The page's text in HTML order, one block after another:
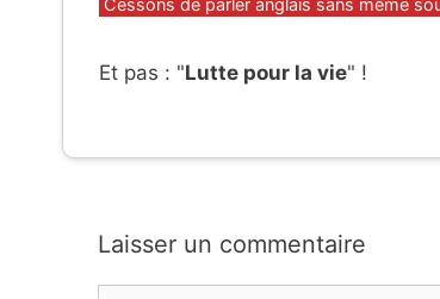
Cessons de parler anglais sans même
Et pas : "Lutte pour la vie" !
Laisser un commentaire